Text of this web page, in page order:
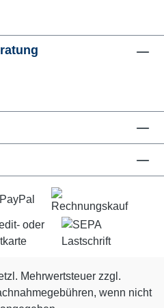
Mehrwertsteuer zzgl.
wenn nicht